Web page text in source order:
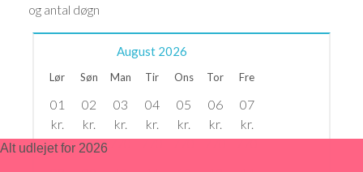
og antal døgn
August 2026
Lør Søn Man Tir Ons Tor Fre
01
kr.
770
02
kr.
770
03
kr.
770
04
kr.
770
05
kr.
770
06
kr.
770
07
kr.
770
Alt udlejet for 2026